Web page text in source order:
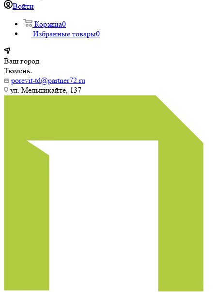
Войти
Корзина0
Избранные товары0
Ваш город
Тюмень
porevit-td@partner72.ru
ул. Мельникайте, 137